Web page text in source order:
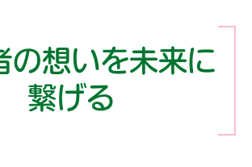
の想いを未来に
繋げる